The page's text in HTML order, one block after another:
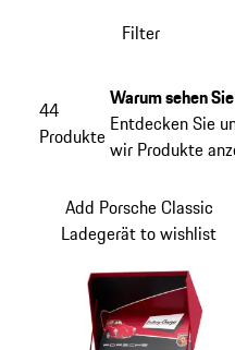
Filter
44
Produkte
Warum sehen
Entdecken Sie
wir Produkte
Add Porsche Classic
Ladegerät to wishlist